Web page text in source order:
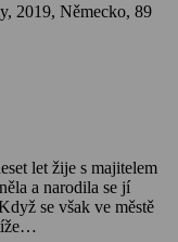
2019, Německo, 89
let žije s majitelem
a narodila se jí
se však ve městě